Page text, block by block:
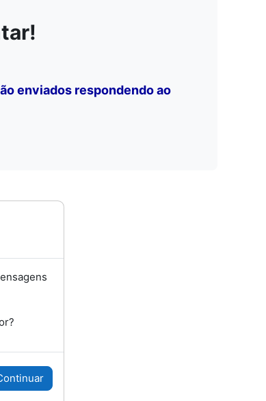
enviados respondendo ao